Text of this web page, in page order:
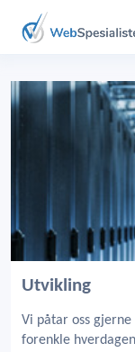
Utvikling
Vi påtar oss
forenkle